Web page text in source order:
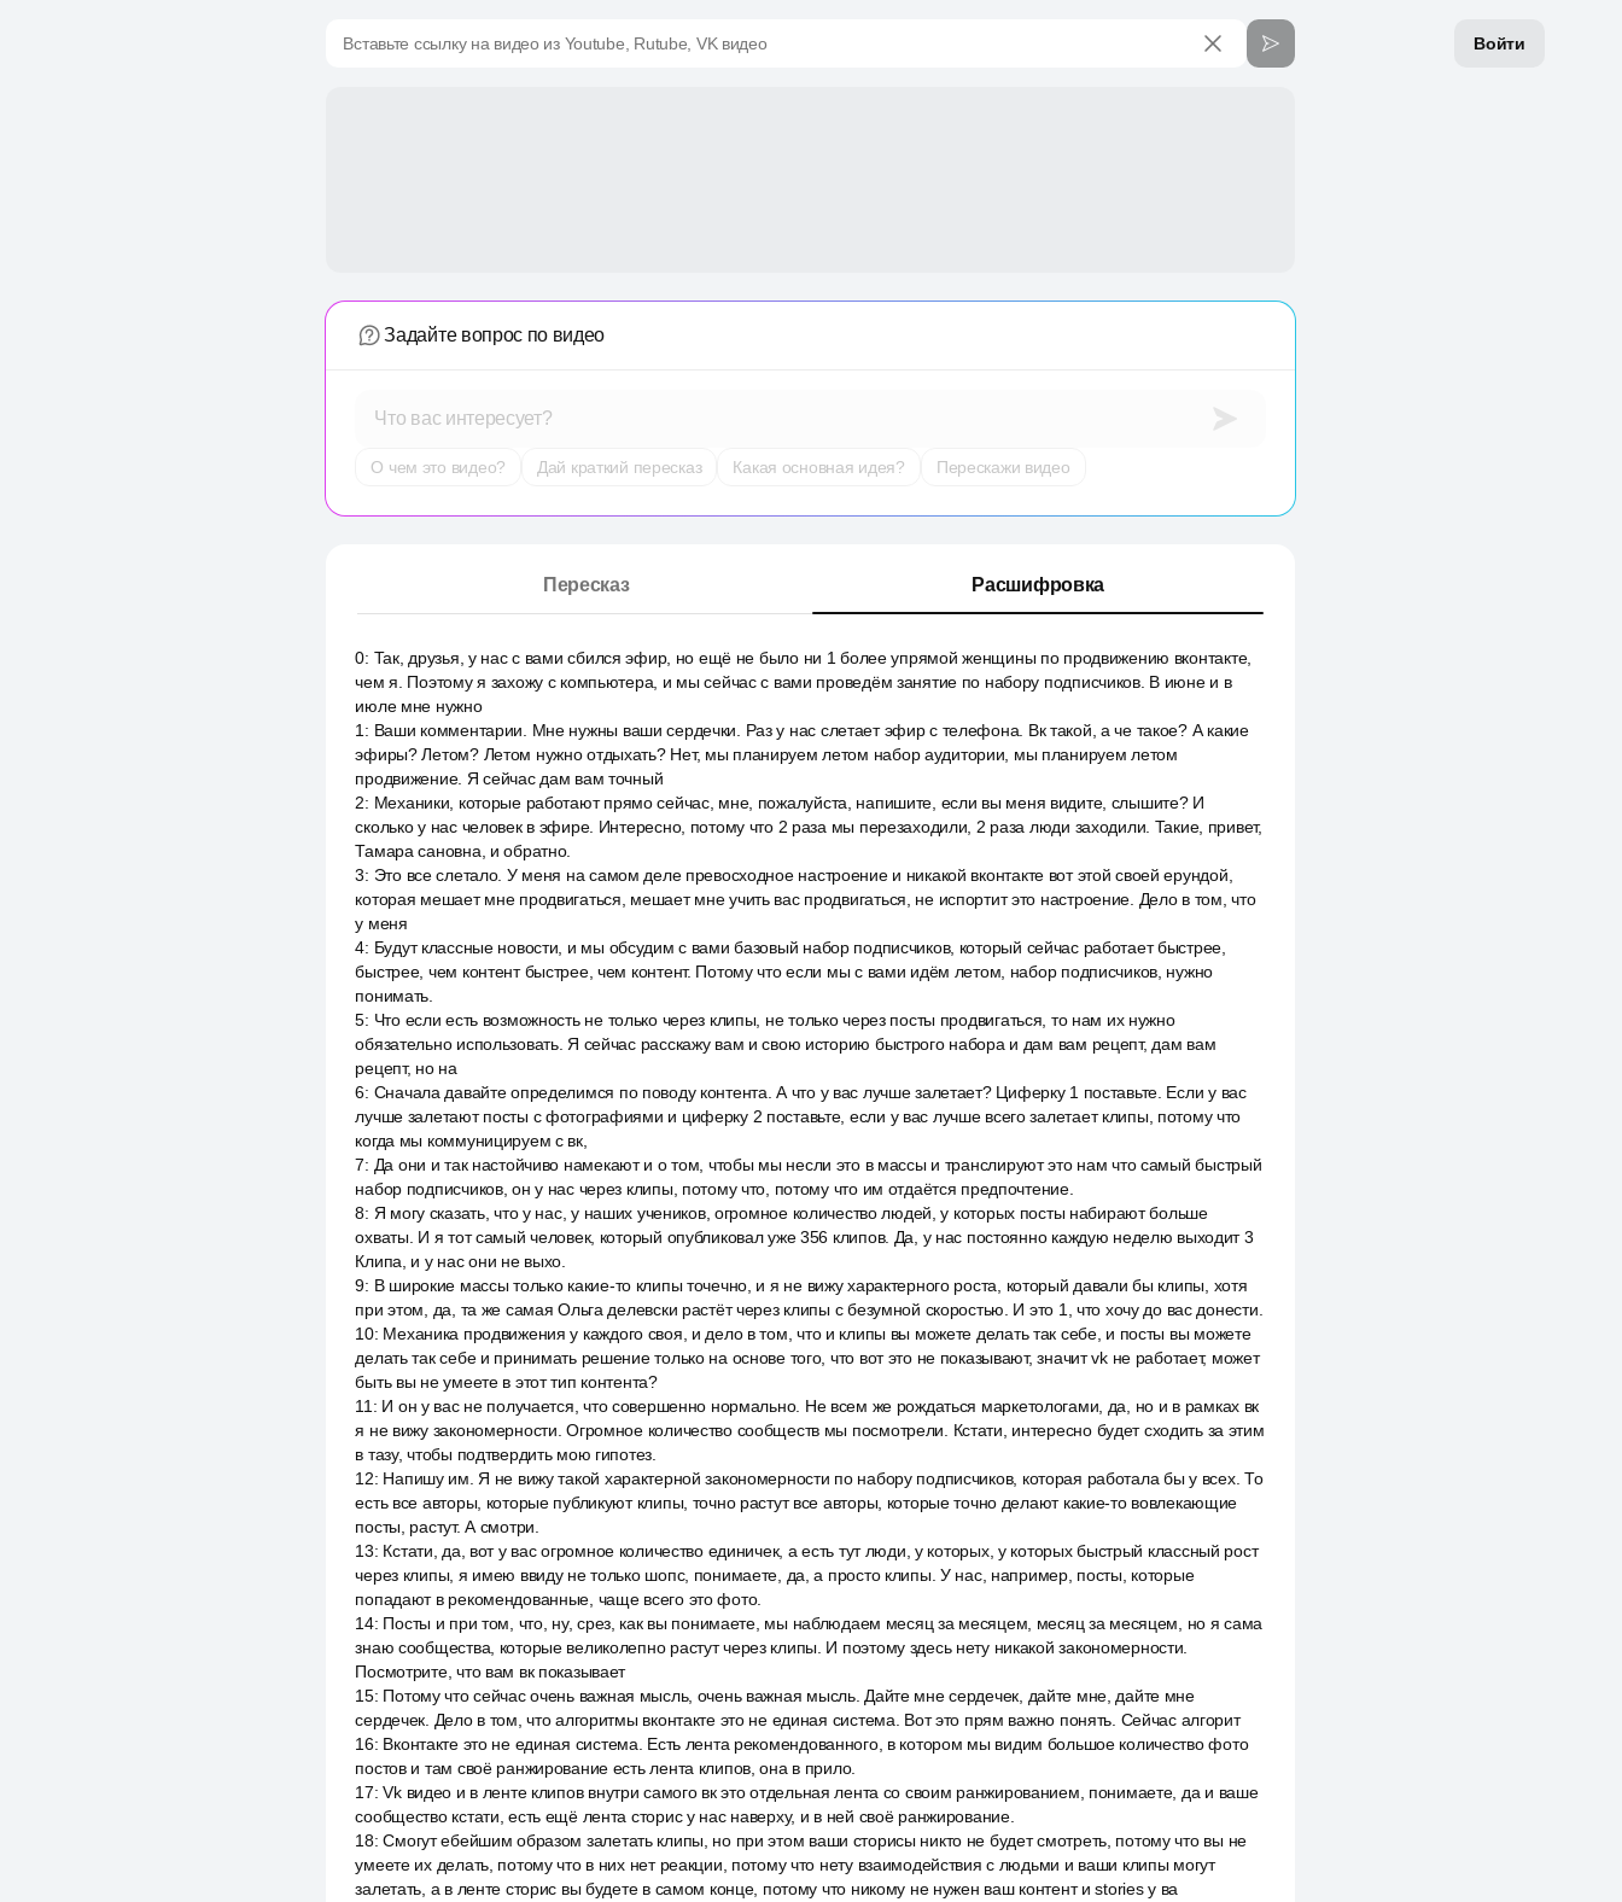
Войти
Вставьте ссылку на видео из Youtube, Rutube, VK видео
Задайте вопрос по видео
Что вас интересует?
О чем это видео? Дай краткий пересказ Какая основная идея? Перескажи видео
Пересказ Расшифровка
0: Так, друзья, у нас с вами сбился эфир, но ещё не было ни 1 более упрямой женщины по продвижению вконтакте,
чем я. Поэтому я захожу с компьютера, и мы сейчас с вами проведём занятие по набору подписчиков. В июне и в
июле мне нужно
1 : Ваши комментарии. Мне нужны ваши сердечки. Раз у нас слетает эфир с телефона. Вк такой, а че такое? А какие
эфиры? Летом? Летом нужно отдыхать? Нет, мы планируем летом набор аудитории, мы планируем летом
продвижение. Я сейчас дам вам точный
2: Механики, которые работают прямо сейчас, мне, пожалуйста, напишите, если вы меня видите, слышите? И
сколько у нас человек в эфире. Интересно, потому что 2 раза мы перезаходили, 2 раза люди заходили. Такие, привет,
Тамара сановна, и обратно.
3: Это все слетало. У меня на самом деле превосходное настроение и никакой вконтакте вот этой своей ерундой,
которая мешает мне продвигаться, мешает мне учить вас продвигаться, не испортит это настроение. Дело в том, что
у меня
4: Будут классные новости, и мы обсудим с вами базовый набор подписчиков, который сейчас работает быстрее,
быстрее, чем контент быстрее, чем контент. Потому что если мы с вами идём летом, набор подписчиков, нужно
понимать.
5: Что если есть возможность не только через клипы, не только через посты продвигаться, то нам их нужно
обязательно использовать. Я сейчас расскажу вам и свою историю быстрого набора и дам вам рецепт, дам вам
рецепт, но на
6: Сначала давайте определимся по поводу контента. А что у вас лучше залетает? Циферку 1 поставьте. Если у вас
лучше залетают посты с фотографиями и циферку 2 поставьте, если у вас лучше всего залетает клипы, потому что
когда мы коммуницируем с вк,
7: Да они и так настойчиво намекают и о том, чтобы мы несли это в массы и транслируют это нам что самый быстрый
набор подписчиков, он у нас через клипы, потому что, потому что им отдаётся предпочтение.
8: Я могу сказать, что у нас, у наших учеников, огромное количество людей, у которых посты набирают больше
охваты. И я тот самый человек, который опубликовал уже 356 клипов. Да, у нас постоянно каждую неделю выходит 3
Клипа, и у нас они не выхо.
9: В широкие массы только какие-то клипы точечно, и я не вижу характерного роста, который давали бы клипы, хотя
при этом, да, та же самая Ольга делевски растёт через клипы с безумной скоростью. И это 1, что хочу до вас донести.
10: Механика продвижения у каждого своя, и дело в том, что и клипы вы можете делать так себе, и посты вы можете
делать так себе и принимать решение только на основе того, что вот это не показывают, значит vk не работает, может
быть вы не умеете в этот тип контента?
11 : И он у вас не получается, что совершенно нормально. Не всем же рождаться маркетологами, да, но и в рамках вк
я не вижу закономерности. Огромное количество сообществ мы посмотрели. Кстати, интересно будет сходить за этим
в тазу, чтобы подтвердить мою гипотез.
12: Напишу им. Я не вижу такой характерной закономерности по набору подписчиков, которая работала бы у всех. То
есть все авторы, которые публикуют клипы, точно растут все авторы, которые точно делают какие-то вовлекающие
посты, растут. А смотри.
13: Кстати, да, вот у вас огромное количество единичек, а есть тут люди, у которых, у которых быстрый классный рост
через клипы, я имею ввиду не только шопс, понимаете, да, а просто клипы. У нас, например, посты, которые
попадают в рекомендованные, чаще всего это фото.
14: Посты и при том, что, ну, срез, как вы понимаете, мы наблюдаем месяц за месяцем, месяц за месяцем, но я сама
знаю сообщества, которые великолепно растут через клипы. И поэтому здесь нету никакой закономерности.
Посмотрите, что вам вк показывает
15: Потому что сейчас очень важная мысль, очень важная мысль. Дайте мне сердечек, дайте мне, дайте мне
сердечек. Дело в том, что алгоритмы вконтакте это не единая система. Вот это прям важно понять. Сейчас алгорит
16: Вконтакте это не единая система. Есть лента рекомендованного, в котором мы видим большое количество фото
постов и там своё ранжирование есть лента клипов, она в прило.
17:Vk видео и в ленте клипов внутри самого вк это отдельная лента со своим ранжированием, понимаете, да и ваше
сообщество кстати, есть ещё лента сторис у нас наверху, и в ней своё ранжирование.
18:Смогут ебейшим образом залетать клипы, но при этом ваши сторисы никто не будет смотреть, потому что вы не
умеете их делать, потому что в них нет реакции, потому что нету взаимодействия с людьми и ваши клипы могут
залетать, а в ленте сторис вы будете в самом конце, потому что никому не нужен ваш контент и stories у ва